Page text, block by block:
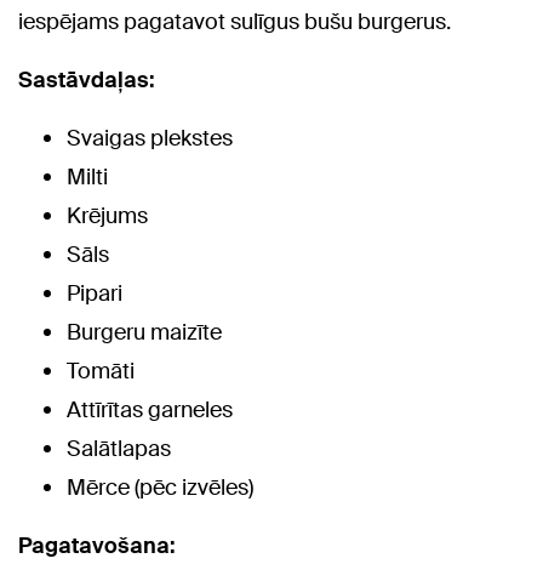
iespējams pagatavot sulīgus bušu burgerus.
Sastāvdaļas:
Svaigas plekstes
Milti
Krējums
Sāls
Pipari
Burgeru maizīte
Tomāti
Attīrītas garneles
Salātlapas
Mērce (pēc izvēles)
Pagatavošana: